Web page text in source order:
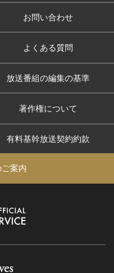
お問い合わせ
よくある質問
放送番組の編集の基準
著作権について
有料基幹放送契約約款
ご案内